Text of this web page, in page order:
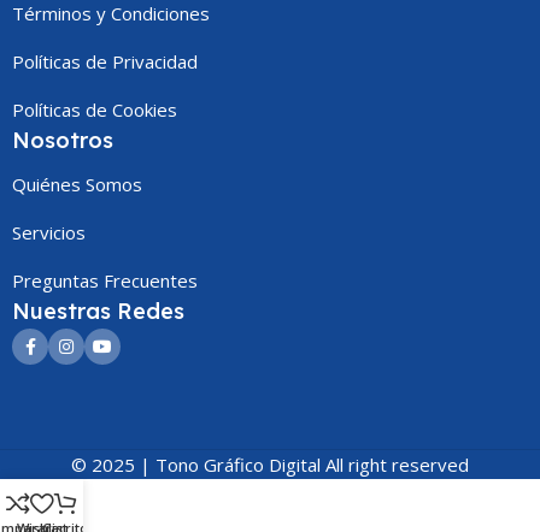
Términos y Condiciones
Políticas de Privacidad
Políticas de Cookies
Nosotros
Quiénes Somos
Servicios
Preguntas Frecuentes
Nuestras Redes
© 2025 | Tono Gráfico Digital All right reserved
Wishlist
Carrito